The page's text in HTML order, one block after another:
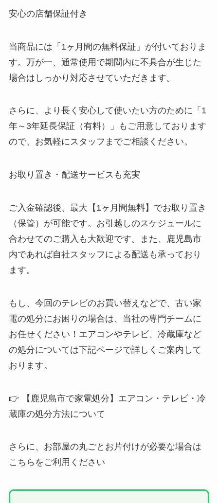
安心の店舗保証付き
当商品には「1ヶ月間の無料保証」が付いておりま
す。万が一、通常使用で期間内に不具合が生じた
場合はしっかり対応させていただきます。
さらに、より長く安心して使いたい方のために「1
年～3年延長保証（有料）」もご用意しております
ので、お気軽にスタッフまでご相談ください。
お取り置き・配送サービスも充実
ご入金確認後、最大【1ヶ月間無料】でお取り置き
（保管）が可能です。お引越しのスケジュールに
合わせてのご購入も大歓迎です。また、鹿児島市
内であれば自社スタッフによる配送も承っており
ます。
もし、今回のテレビのお買い替えなどで、古い家
電の処分にお困りの場合は、当社の専門チームに
お任せください！エアコンやテレビ、冷蔵庫など
の処分については下記ページで詳しくご案内して
おります。
👉 【鹿児島市で家電処分】エアコン・テレビ・冷
蔵庫の処分方法について
さらに、お部屋の丸ごとお片付けが必要な場合は
こちらをご利用ください